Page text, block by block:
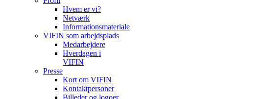
Hvem er vi?
Netværk
Informationsmateriale
VIFIN som arbejdsplads
Medarbejdere
Hverdagen i
VIFIN
Presse
Kort om VIFIN
Kontaktpersoner
Billeder og logoer